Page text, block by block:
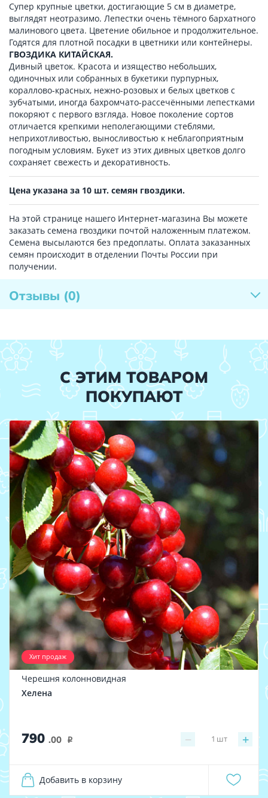
Супер крупные цветки, достигающие 5 см в диаметре,
выглядят неотразимо. Лепестки очень тёмного бархатного
малинового цвета. Цветение обильное и продолжительное.
Годятся для плотной посадки в цветники или контейнеры.
ГВОЗДИКА КИТАЙСКАЯ.
Дивный цветок. Красота и изящество небольших,
одиночных или собранных в букетики пурпурных,
кораллово-красных, нежно-розовых и белых цветков с
зубчатыми, иногда бахромчато-рассечёнными лепестками
покоряют с первого взгляда. Новое поколение сортов
отличается крепкими неполегающими стеблями,
неприхотливостью, выносливостью к неблагоприятным
погодным условиям. Букет из этих дивных цветков долго
сохраняет свежесть и декоративность.
Цена указана за 10 шт. семян гвоздики.
На этой странице нашего Интернет-магазина Вы можете
заказать семена гвоздики почтой наложенным платежом.
Семена высылаются без предоплаты. Оплата заказанных
семян происходит в отделении Почты России при
получении.
Отзывы (0)
С ЭТИМ ТОВАРОМ
ПОКУПАЮТ
Хит продаж
Черешня колонновидная
Хелена
790 .00 i − +
1 шт
Добавить в корзину